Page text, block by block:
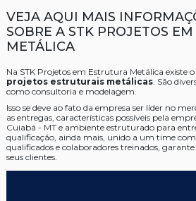
VEJA AQUI MAIS
SOBRE A STK PROJETOS
METÁLICA
Na STK Projetos em Estrutura Metálica existe
projetos estruturais metálicas. São
como consultoria e modelagem.
Isso se deve ao fato da empresa ser líder no
as entregas, características possíveis pela
Cuiabá - MT e ambiente estruturado para
qualificação, ainda mais, unido a um time
qualificados e colaboradores treinados,
seus clientes.